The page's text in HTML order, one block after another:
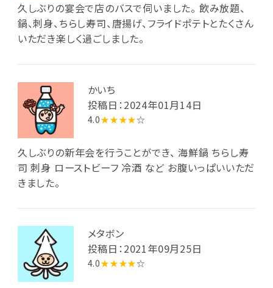
久しぶりの宴会で店のバスで伺いました。 飲み放題、
鍋、刺身、ちらし寿司、唐揚げ、フライドポテトとたくさん
いただき楽しく過ごしました。
かいち
投稿日：2024年01月14日
4.0★★★★☆
久しぶりの新年会を行うことができ、 海鮮鍋 ちらし寿
司 刺身 ローストビーフ 冷酒 など お腹いっぱいいただ
きました。
メタボン
投稿日：2021年09月25日
4.0★★★★☆